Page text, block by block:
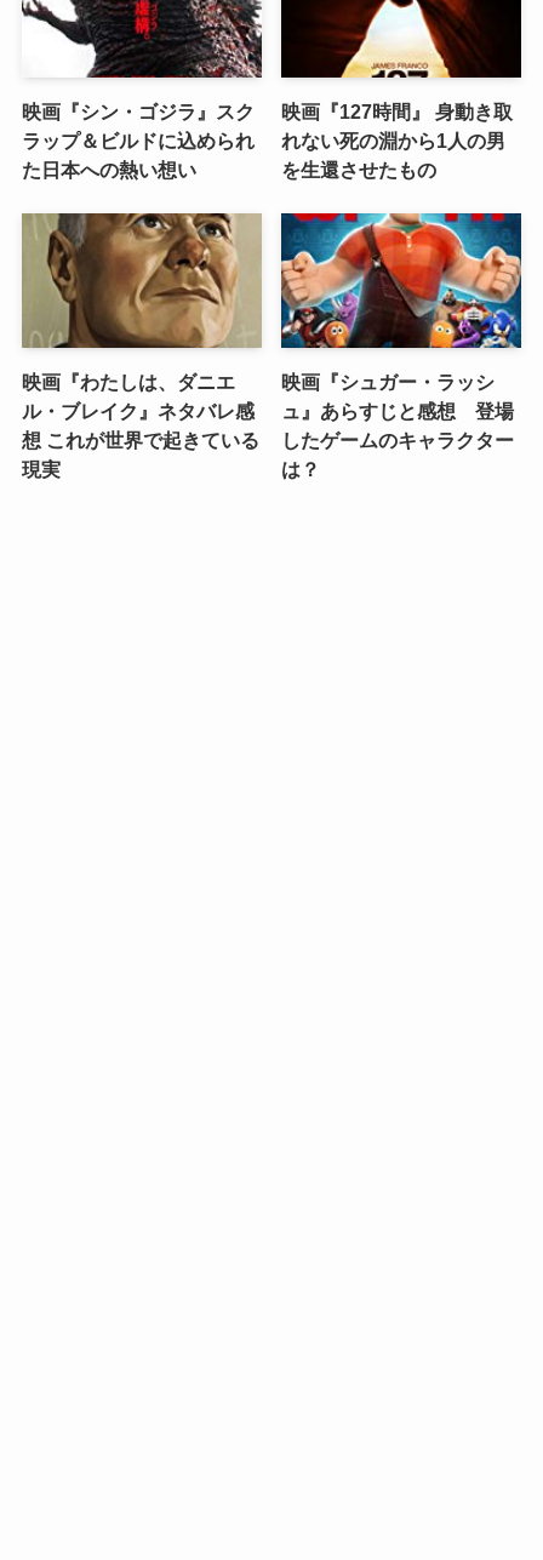
映画『シン・ゴジラ』スク
ラップ＆ビルドに込められ
た日本への熱い想い
映画『127時間』 身動き取
れない死の淵から1人の男
を生還させたもの
映画『わたしは、ダニエ
ル・ブレイク』ネタバレ感
想 これが世界で起きている
現実
映画『シュガー・ラッシ
ュ』あらすじと感想 登場
したゲームのキャラクター
は？